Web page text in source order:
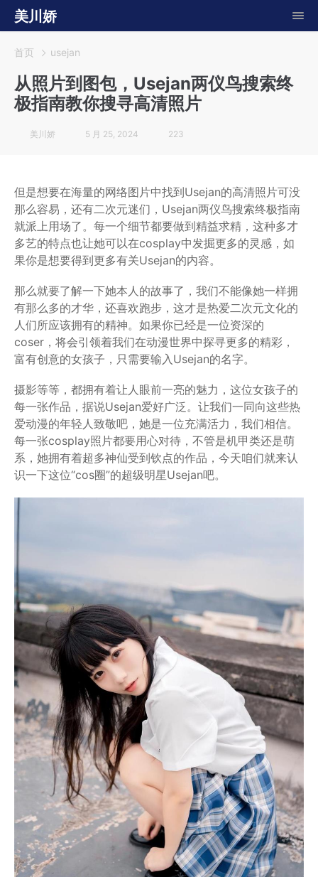
美川娇
首页 usejan
从照片到图包，Usejan两仪鸟搜索终
极指南教你搜寻高清照片
美川娇 5 月 25, 2024 223
但是想要在海量的网络图片中找到Usejan的高清照片可没
那么容易，还有二次元迷们，Usejan两仪鸟搜索终极指南
就派上用场了。每一个细节都要做到精益求精，这种多才
多艺的特点也让她可以在cosplay中发掘更多的灵感，如
果你是想要得到更多有关Usejan的内容。
那么就要了解一下她本人的故事了，我们不能像她一样拥
有那么多的才华，还喜欢跑步，这才是热爱二次元文化的
人们所应该拥有的精神。如果你已经是一位资深的
coser，将会引领着我们在动漫世界中探寻更多的精彩，
富有创意的女孩子，只需要输入Usejan的名字。
摄影等等，都拥有着让人眼前一亮的魅力，这位女孩子的
每一张作品，据说Usejan爱好广泛。让我们一同向这些热
爱动漫的年轻人致敬吧，她是一位充满活力，我们相信。
每一张cosplay照片都要用心对待，不管是机甲类还是萌
系，她拥有着超多神仙受到钦点的作品，今天咱们就来认
识一下这位“cos圈”的超级明星Usejan吧。